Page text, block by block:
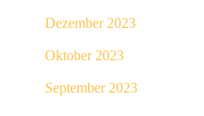
Dezember 2023
Oktober 2023
September 2023